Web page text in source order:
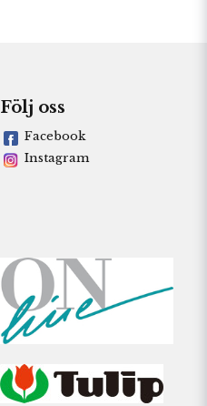
Följ oss
Facebook
Instagram